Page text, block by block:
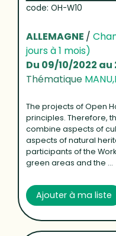
code: OH-W10
ALLEMAGNE /
jours à 1 mois)
Du 09/10/2022 au
Thématique
The projects of Open
principles. Therefore,
combine aspects of
aspects of natural
participants of the
green areas and the ...
Ajouter à ma liste